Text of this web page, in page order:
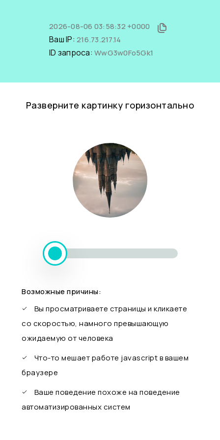
2026-08-06 03:58:32 +0000
Ваш IP: 216.73.217.14
ID запроса: WwG3w0Fo5Gk1
Разверните картинку горизонтально
Возможные причины:
Вы просматриваете страницы и кликаете
со скоростью, намного превышающую
ожидаемую от человека
Что-то мешает работе javascript в вашем
браузере
Ваше поведение похоже на поведение
автоматизированных систем